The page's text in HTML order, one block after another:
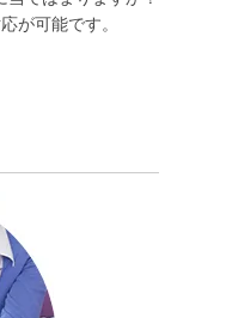
が可能です。